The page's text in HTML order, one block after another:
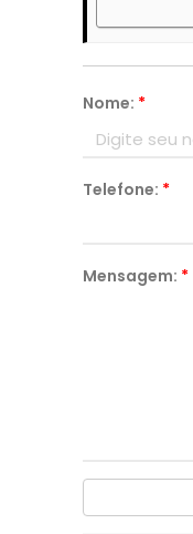
Nome: *
Telefone: *
Mensagem: *